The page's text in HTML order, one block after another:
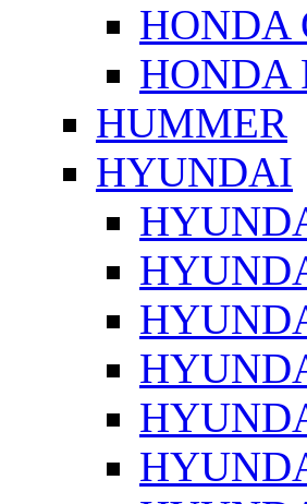
HONDA
HONDA
HUMMER
HYUNDAI